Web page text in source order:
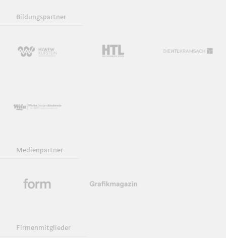
Bildungspartner
Medienpartner
Firmenmitglieder